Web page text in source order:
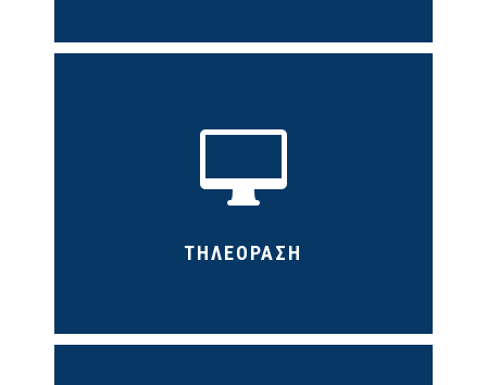

ΤΗΛΕΟΡΑΣΗ